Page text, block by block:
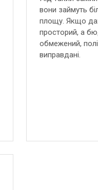
вони займуть
площу. Якщо
просторий, а
обмежений,
виправдані.